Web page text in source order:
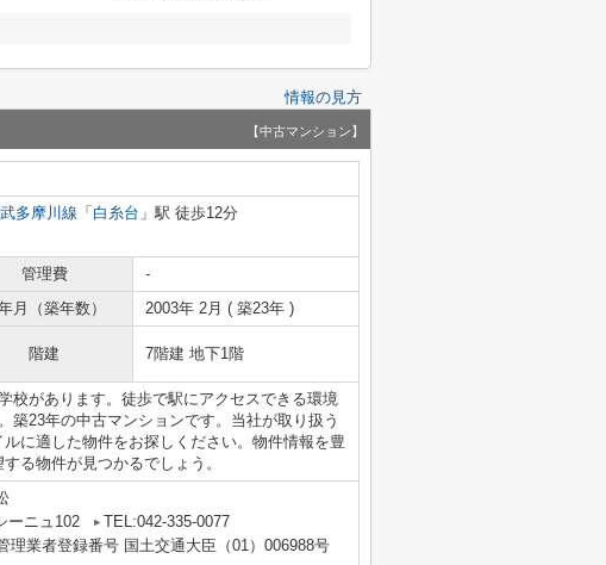
情報の見方
【中古マンション】
多摩川線 「 白糸台 」駅 徒歩12分
管理費
-
月（築年数） 2003年 2月 ( 築23年 )
階建 7階建 地下1階
校があります。徒歩で駅にアクセスできる環境
築23年の中古マンションです。当社が取り扱う
に適した物件をお探しください。物件情報を豊
る物件が見つかるでしょう。
ーニュ102
TEL:042-335-0077
理業者登録番号 国土交通大臣（01）006988号